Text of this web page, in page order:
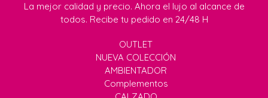
La mejor calidad y precio. Ahora el lujo al alcance de
todos. Recibe tu pedido en 24/48 H
OUTLET
NUEVA COLECCIÓN
AMBIENTADOR
Complementos